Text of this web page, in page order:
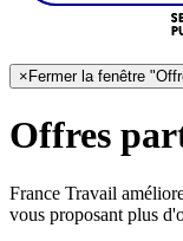
× Fermer la fenêtre
Offres
France Travail
vous proposant plus